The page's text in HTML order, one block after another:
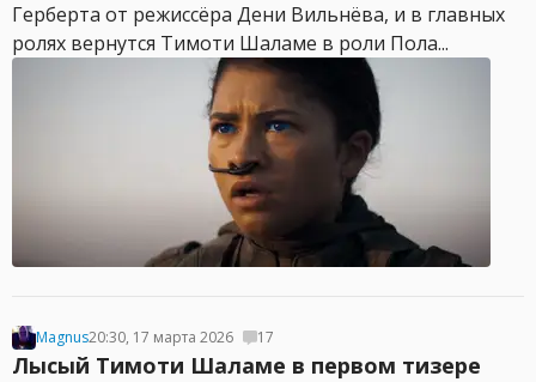
Герберта от режиссёра Дени Вильнёва, и в главных
ролях вернутся Тимоти Шаламе в роли Пола...
Magnus20:30, 17 марта 2026 17
Лысый Тимоти Шаламе в первом тизере